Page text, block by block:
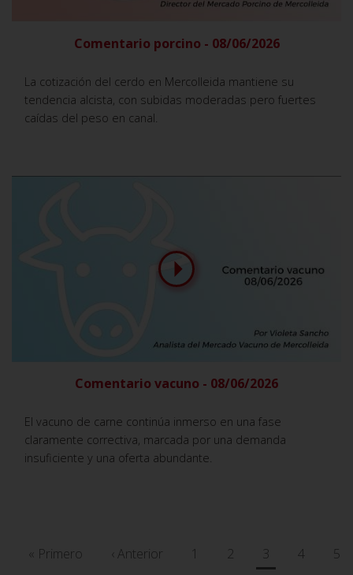
Comentario porcino - 08/06/2026
La cotización del cerdo en Mercolleida mantiene su
tendencia alcista, con subidas moderadas pero fuertes
caídas del peso en canal.
Comentario vacuno - 08/06/2026
El vacuno de carne continúa inmerso en una fase
claramente correctiva, marcada por una demanda
insuficiente y una oferta abundante.
Paginación
Primera
« Primero
Página
‹ Anterior Página
1 Página
2
Página
3 Página
4
5